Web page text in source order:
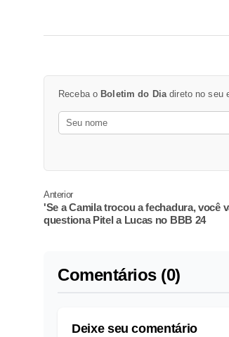
Receba o Boletim do Diadireto no seu
Anterior
'Se a Camila trocou a fechadura, você
questiona Pitel a Lucas no BBB 24
Comentários (0)
Deixe seu comentário